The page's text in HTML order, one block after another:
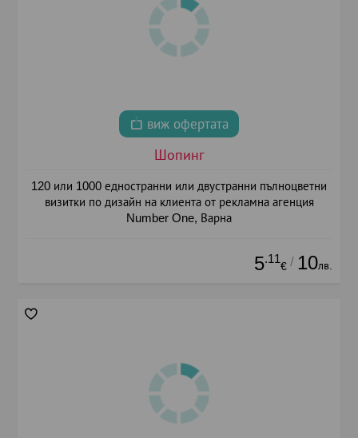
виж офертата
Шопинг
120 или 1000 едностранни или двустранни пълноцветни
визитки по дизайн на клиента от рекламна агенция
Number One, Варна
5.11
€ / 10лв.